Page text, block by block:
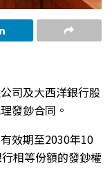
司及大西洋銀行股
發鈔合同。
效期至2030年10
相等份額的發鈔權